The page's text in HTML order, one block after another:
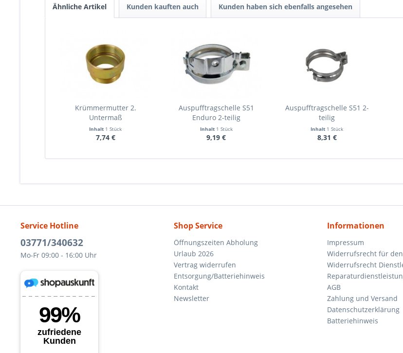
Ähnliche Artikel Kunden kauften auch Kunden haben sich ebenfalls angesehen
Krümmermutter 2.
Untermaß
Inhalt 1 Stück
7,74 €
Auspufftragschelle S51
Enduro 2-teilig
Inhalt 1 Stück
9,19 €
Auspufftragschelle S51 2-
teilig
Inhalt 1 Stück
8,31 €
Service Hotline
03771/340632
Mo-Fr 09:00 - 16:00 Uhr
Shop Service
Öffnungszeiten Abholung
Urlaub 2026
Vertrag widerrufen
Entsorgung/Batteriehinweis
Kontakt
Newsletter
Informationen
Impressum
Widerrufsrecht für
Widerrufsrecht
AGB
Zahlung und Versand
Datenschutzerklärung
Batteriehinweis